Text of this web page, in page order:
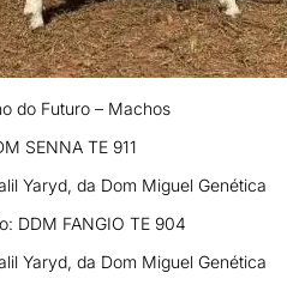
do Futuro – Machos
SENNA TE 911
Yaryd, da Dom Miguel Genética
DDM FANGIO TE 904
Yaryd, da Dom Miguel Genética